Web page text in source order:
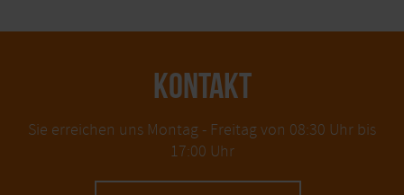
KONTAKT
Sie erreichen uns Montag - Freitag von 08:30 Uhr bis
17:00 Uhr